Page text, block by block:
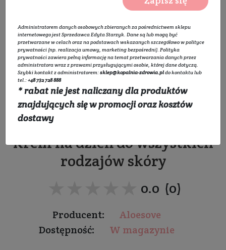
Nawilżający krem do
twarzy na dzień
Krem na dzień do wszystkich
rodzajów skóry
0.0 (0)
Producent:
Aloesove
Dostępność:
W magazynie
Administratorem danych osobowych zbieranych za pośrednictwem sklepu
internetowego jest Sprzedawca Edyta Starzyk. Dane są lub mogą być
przetwarzane w celach oraz na podstawach wskazanych szczegółowo wpolityce
prywatności (np. realizacja umowy, marketing bezpośredni). Polityka
prywatnościzawiera pełną informację na temat przetwarzania danych przez
administratora wraz z prawami przysługującymi osobie, której dane dotyczą.
Szybki kontakt z administratorem:sklep@kopalnia-zdrowia.pldo kontaktu lub
tel.:+48 732 728 888
* rabat nie jest naliczany dla produktów
znajdujących się w promocji oraz kosztów
dostawy